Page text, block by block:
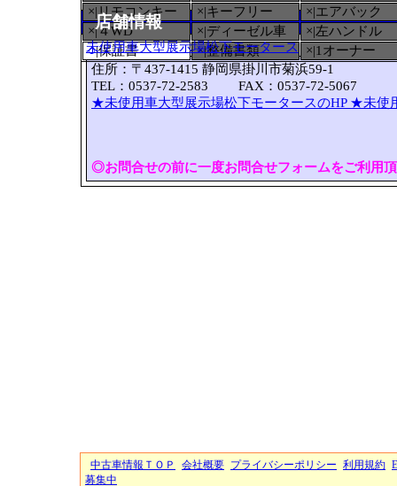
×|リモコンキー
×|キーフリー
×|エアバック
×|４WD
×|ディーゼル車
×|左ハンドル
○|保証書 ×|整備書類 ×|1オーナー
店舗情報
未使用車大型展示場松下モータース
住所：〒437-1415 静岡県掛川市菊浜59-1
TEL：0537-72-2583 FAX：0537-72-5067
★未使用車大型展示場松下モータースのHP ★未使
◎お問合せの前に一度お問合せフォームをご利用
中古車情報ＴＯＰ 会社概要 プライバシーポリシー 利用規約
募集中